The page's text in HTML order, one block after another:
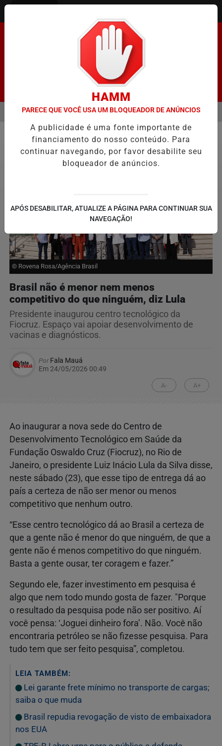
Pesquisar Notícia
FACILITA COOPTAÇÃO DO BANCO CENTRAL, DIZEM
EM ALTA
MENU
Política
© Rovena Rosa/Agência Brasil
Brasil não é menor nem menos
competitivo do que ninguém, diz Lula
Presidente inaugurou centro tecnológico da
Fiocruz. Espaço vai apoiar desenvolvimento de
vacinas e diagnósticos.
PorFala Mauá
Em 24/05/2026 00:49
A- A+
Ao inaugurar a nova sede do Centro de
Desenvolvimento Tecnológico em Saúde da
Fundação Oswaldo Cruz (Fiocruz), no Rio de
Janeiro, o presidente Luiz Inácio Lula da Silva disse,
neste sábado (23), que esse tipo de entrega dá ao
país a certeza de não ser menor ou menos
competitivo que nenhum outro.
“Esse centro tecnológico dá ao Brasil a certeza de
que a gente não é menor do que ninguém, de que a
gente não é menos competitivo do que ninguém.
Basta a gente ousar, ter coragem e fazer.”
Segundo ele, fazer investimento em pesquisa é
algo que nem todo mundo gosta de fazer. "Porque
o resultado da pesquisa pode não ser positivo. Aí
você pensa: ‘Joguei dinheiro fora’. Não. Você não
encontraria petróleo se não fizesse pesquisa. Para
tudo tem que ser feito pesquisa”, completou.
LEIA TAMBÉM:
Lei garante frete mínimo no transporte de cargas;
saiba o que muda
Brasil repudia revogação de visto de embaixadora
nos EUA
HAMM
PARECE QUE VOCÊ USA UM BLOQUEADOR DE ANÚNCIOS
A publicidade é uma fonte importante de
financiamento do nosso conteúdo. Para
continuar navegando, por favor desabilite seu
bloqueador de anúncios.
APÓS DESABILITAR, ATUALIZE A PÁGINA PARA CONTINUAR SUA
NAVEGAÇÃO!